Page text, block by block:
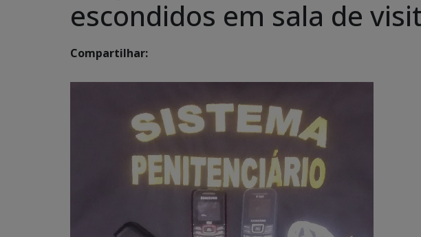
escondidos em sala de
Compartilhar: